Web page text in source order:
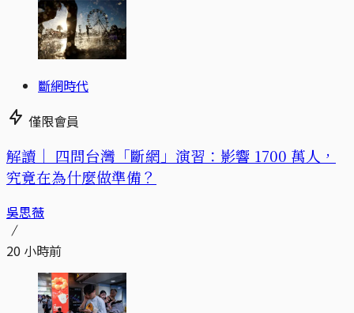
斷網時代
僅限會員
解讀｜ 四問台灣「斷網」演習：影響 1700 萬人，
究竟在為什麼做準備？
吳思薇
20 小時前